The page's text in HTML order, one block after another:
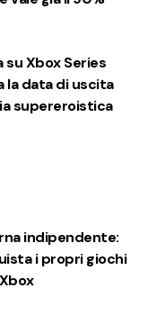
su Xbox Series
la data di uscita
supereroistica
indipendente:
i propri giochi